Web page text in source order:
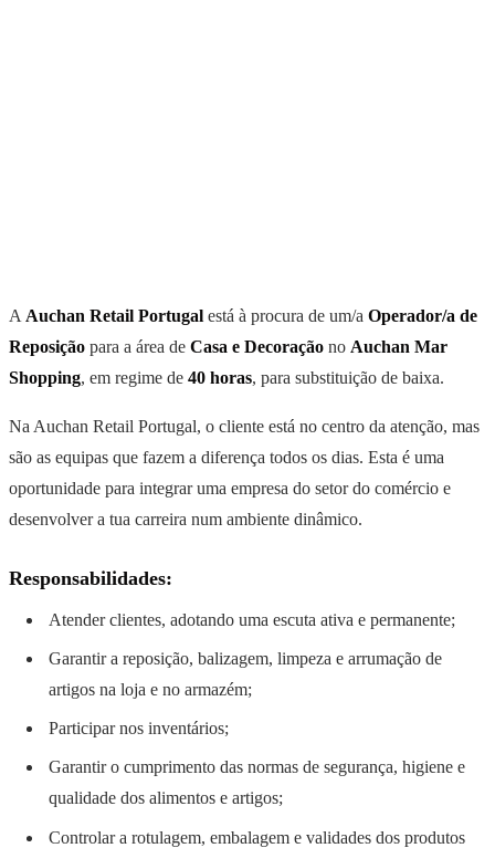
A Auchan Retail Portugal está à procura de um/a Operador/a de
Reposição para a área de Casa e Decoração no Auchan Mar
Shopping, em regime de 40 horas, para substituição de baixa.
Na Auchan Retail Portugal, o cliente está no centro da atenção, mas
são as equipas que fazem a diferença todos os dias. Esta é uma
oportunidade para integrar uma empresa do setor do comércio e
desenvolver a tua carreira num ambiente dinâmico.
Responsabilidades:
Atender clientes, adotando uma escuta ativa e permanente;
Garantir a reposição, balizagem, limpeza e arrumação de
artigos na loja e no armazém;
Participar nos inventários;
Garantir o cumprimento das normas de segurança, higiene e
qualidade dos alimentos e artigos;
Controlar a rotulagem, embalagem e validades dos produtos